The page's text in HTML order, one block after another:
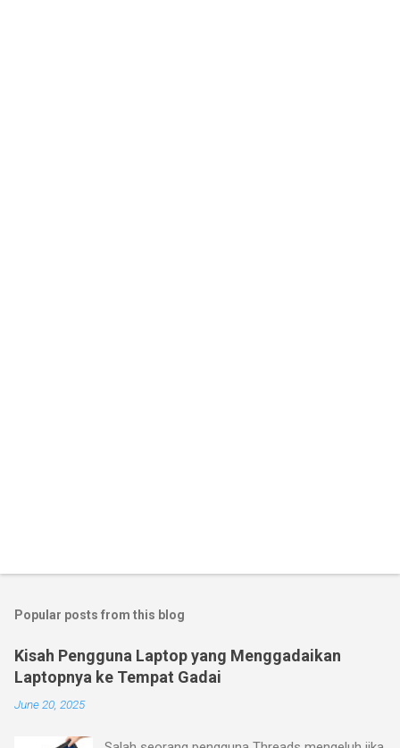
Popular posts from this blog
Kisah Pengguna Laptop yang Menggadaikan
Laptopnya ke Tempat Gadai
June 20, 2025